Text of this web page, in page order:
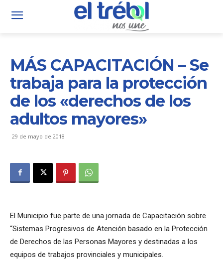
MÁS CAPACITACIÓN – Se
trabaja para la protección
de los «derechos de los
adultos mayores»
29 de mayo de 2018
El Municipio fue parte de una jornada de Capacitación sobre
“Sistemas Progresivos de Atención basado en la Protección
de Derechos de las Personas Mayores y destinadas a los
equipos de trabajos provinciales y municipales.